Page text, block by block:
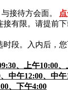
接待方会面。
接有限。请提前
时段。入内后，
、上午10:00
中午12:00、中午
、下午4:00